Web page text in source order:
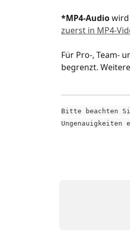
*MP4-Audio
zuerst in MP4-
Für Pro-, Team-
begrenzt.
Bitte beachten
Ungenauigkeiten